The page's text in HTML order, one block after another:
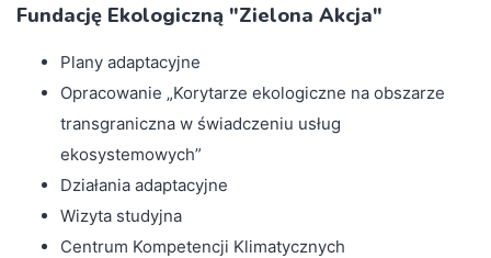
Fundację Ekologiczną "Zielona Akcja"
Plany adaptacyjne
Opracowanie „Korytarze ekologiczne na obszarze
transgraniczna w świadczeniu usług
ekosystemowych”
Działania adaptacyjne
Wizyta studyjna
Centrum Kompetencji Klimatycznych